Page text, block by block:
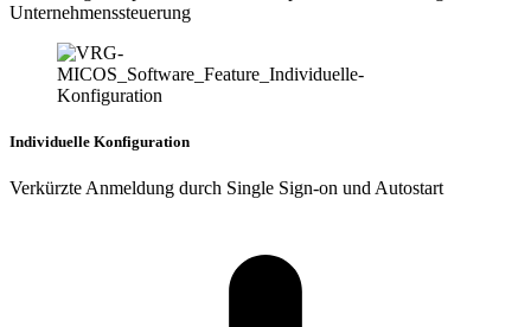
Unternehmenssteuerung
Individuelle Konfiguration
Verkürzte Anmeldung durch Single Sign-on und Autostart